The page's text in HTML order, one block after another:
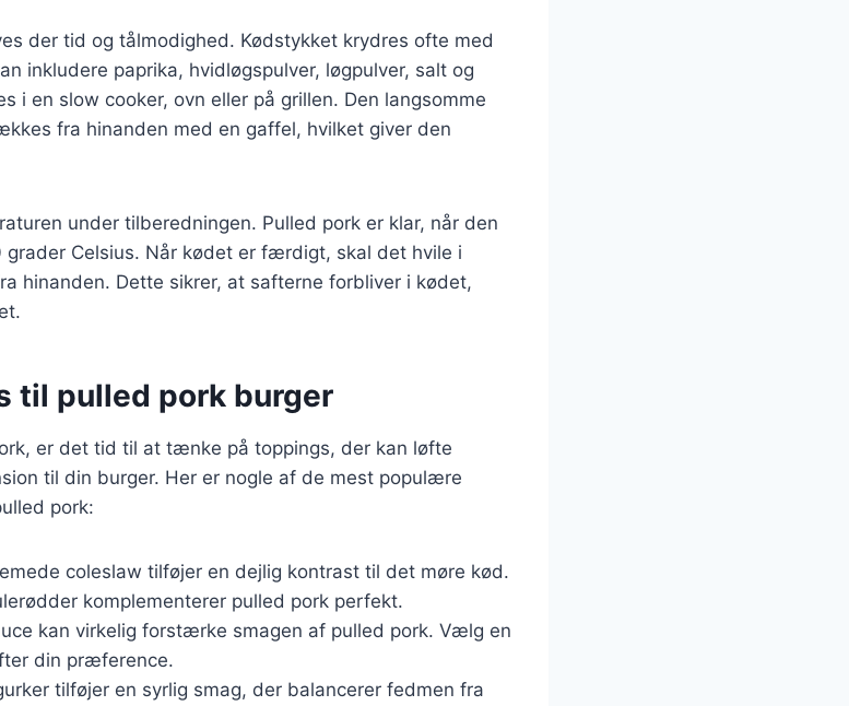
der tid og tålmodighed. Kødstykket krydres ofte med
inkludere paprika, hvidløgspulver, løgpulver, salt og
i en slow cooker, ovn eller på grillen. Den langsomme
fra hinanden med en gaffel, hvilket giver den
under tilberedningen. Pulled pork er klar, når den
Celsius. Når kødet er færdigt, skal det hvile i
hinanden. Dette sikrer, at safterne forbliver i kødet,
til pulled pork burger
er det tid til at tænke på toppings, der kan løfte
til din burger. Her er nogle af de mest populære
pork:
coleslaw tilføjer en dejlig kontrast til det møre kød.
komplementerer pulled pork perfekt.
kan virkelig forstærke smagen af pulled pork. Vælg en
din præference.
tilføjer en syrlig smag, der balancerer fedmen fra